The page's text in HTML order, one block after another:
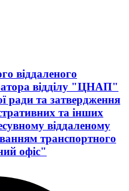
віддаленого
відділу "ЦНАП"
ради та затвердження
та інших
віддаленому
транспортного
офіс"